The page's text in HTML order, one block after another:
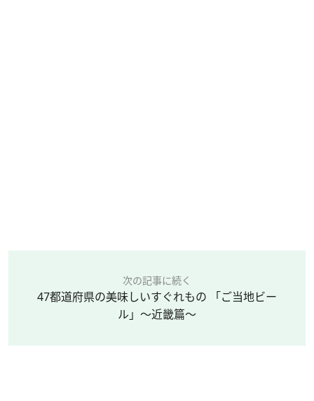
次の記事に続く
47都道府県の美味しいすぐれもの 「ご当地ビー
ル」～近畿篇～